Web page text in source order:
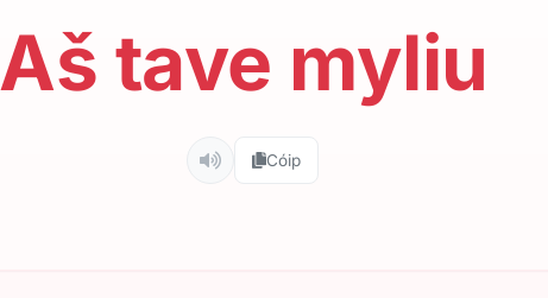
Aš tave myliu
Cóip